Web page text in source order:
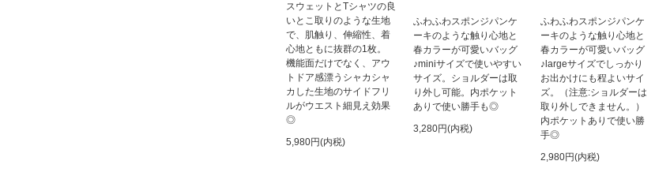
スウェットとTシャツの良
いとこ取りのような生地
で、肌触り、伸縮性、着
心地ともに抜群の1枚。
機能面だけでなく、アウ
トドア感漂うシャカシャ
カした生地のサイドフリ
ルがウエスト細見え効果
◎
5,980円(内税)
ふわふわスポンジパンケ
ーキのような触り心地と
春カラーが可愛いバッグ
♪miniサイズで使いやすい
サイズ。ショルダーは取
り外し可能。内ポケット
ありで使い勝手も◎
3,280円(内税)
ふわふわスポンジパンケ
ーキのような触り心地と
春カラーが可愛いバッグ
♪largeサイズでしっかり
お出かけにも程よいサイ
ズ。（注意:ショルダーは
取り外しできません。）
内ポケットありで使い勝
手◎
2,980円(内税)